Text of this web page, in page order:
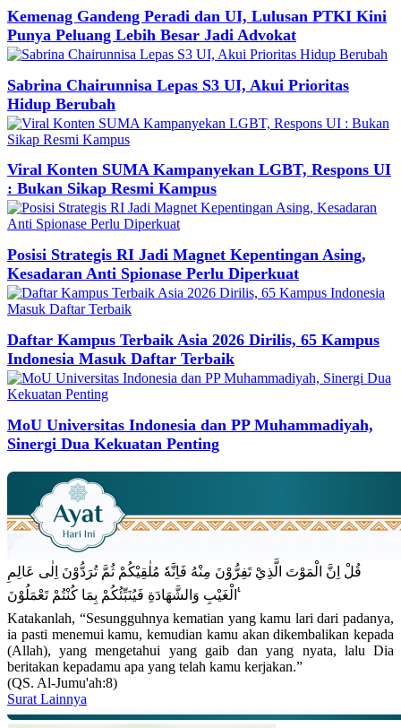
Kemenag Gandeng Peradi dan UI, Lulusan PTKI Kini
Punya Peluang Lebih Besar Jadi Advokat
Sabrina Chairunnisa Lepas S3 UI, Akui Prioritas
Hidup Berubah
Viral Konten SUMA Kampanyekan LGBT, Respons UI
: Bukan Sikap Resmi Kampus
Posisi Strategis RI Jadi Magnet Kepentingan Asing,
Kesadaran Anti Spionase Perlu Diperkuat
Daftar Kampus Terbaik Asia 2026 Dirilis, 65 Kampus
Indonesia Masuk Daftar Terbaik
MoU Universitas Indonesia dan PP Muhammadiyah,
Sinergi Dua Kekuatan Penting
قُلْ اِنَّ الْمَوْتَ الَّذِيْ تَفِرُّوْنَ مِنْهُ فَاِنَّهٗ مُلٰقِيْكُمْ ثُمَّ تُرَدُّوْنَ اِلٰى عَالِمِ
الْغَيْبِ وَالشَّهَادَةِ فَيُنَبِّئُكُمْ بِمَا كُنْتُمْ تَعْمَلُوْنَ ࣖ
Katakanlah, “Sesungguhnya kematian yang kamu lari dari padanya,
ia pasti menemui kamu, kemudian kamu akan dikembalikan kepada
(Allah), yang mengetahui yang gaib dan yang nyata, lalu Dia
beritakan kepadamu apa yang telah kamu kerjakan.”
(QS. Al-Jumu'ah:8)
Surat Lainnya